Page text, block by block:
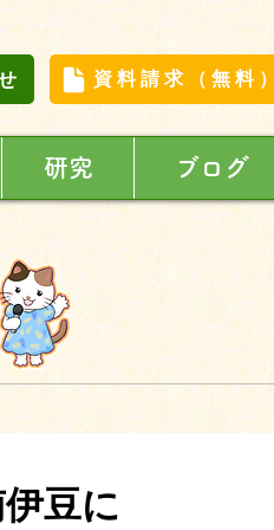
資料請求（無料）
研究 ブログ
豆に